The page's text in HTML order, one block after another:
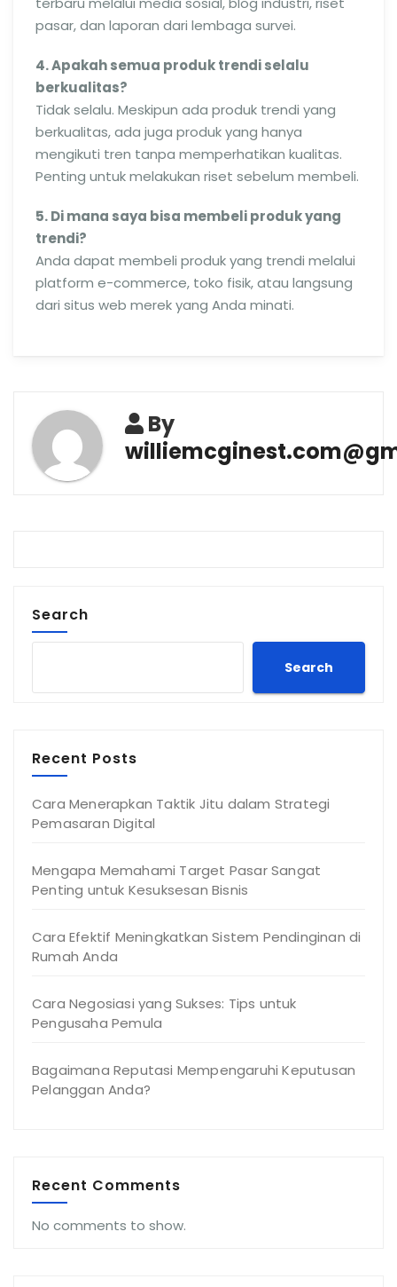
pasar, dan laporan dari lembaga survei.
4. Apakah semua produk trendi selalu
berkualitas?
Tidak selalu. Meskipun ada produk trendi yang
berkualitas, ada juga produk yang hanya
mengikuti tren tanpa memperhatikan kualitas.
Penting untuk melakukan riset sebelum membeli.
5. Di mana saya bisa membeli produk yang
trendi?
Anda dapat membeli produk yang trendi melalui
platform e-commerce, toko fisik, atau langsung
dari situs web merek yang Anda minati.
By
Search
Search
Recent Posts
Cara Menerapkan Taktik Jitu dalam Strategi
Pemasaran Digital
Mengapa Memahami Target Pasar Sangat
Penting untuk Kesuksesan Bisnis
Cara Efektif Meningkatkan Sistem Pendinginan di
Rumah Anda
Cara Negosiasi yang Sukses: Tips untuk
Pengusaha Pemula
Bagaimana Reputasi Mempengaruhi Keputusan
Pelanggan Anda?
Recent Comments
No comments to show.